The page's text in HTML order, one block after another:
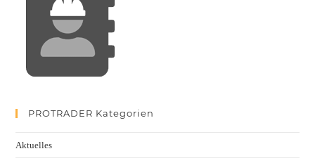
PROTRADER Kategorien
Aktuelles